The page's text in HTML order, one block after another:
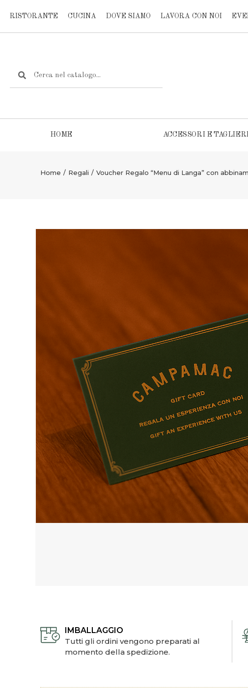
RISTORANTE CUCINA DOVE SIAMO LAVORA CON NOI
HOME ACCESSORI E
Home / Regali / Voucher Regalo “Menu di Langa” con
IMBALLAGGIO
Tutti gli ordini vengono preparati al
momento della spedizione.